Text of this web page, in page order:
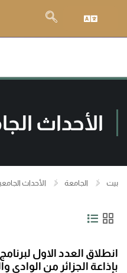
الأحداث
بيت الجامعة الأحداث
انطلاق العدد الاول
بإذاعة الجزائر من الوادي